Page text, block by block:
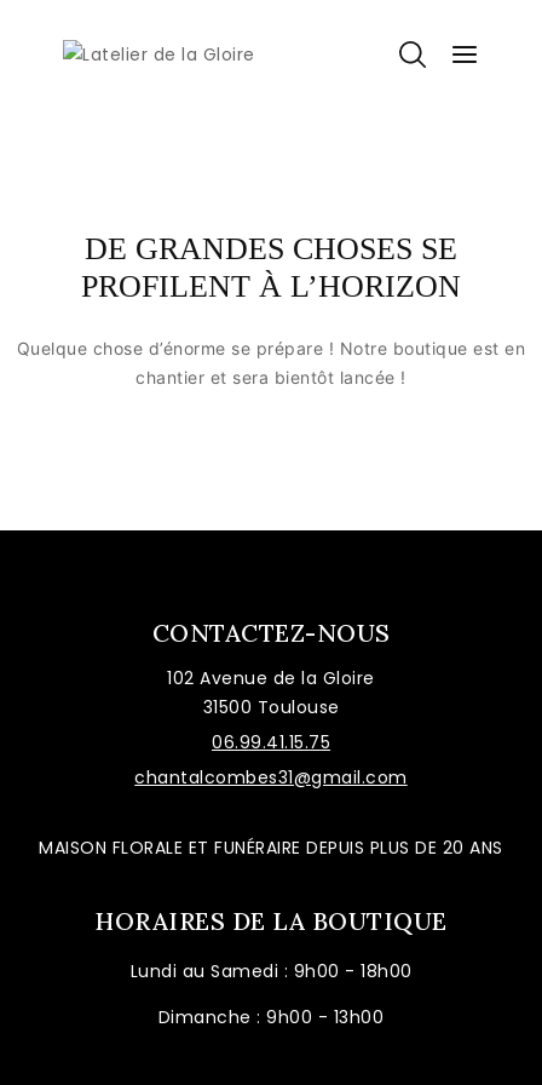
DE GRANDES CHOSES SE
PROFILENT À L’HORIZON
Quelque chose d’énorme se prépare ! Notre boutique est en
chantier et sera bientôt lancée !
CONTACTEZ-NOUS
102 Avenue de la Gloire
31500 Toulouse
06.99.41.15.75
chantalcombes31@gmail.com
MAISON FLORALE ET FUNÉRAIRE DEPUIS PLUS DE 20 ANS
HORAIRES DE LA BOUTIQUE
Lundi au Samedi : 9h00 - 18h00
Dimanche : 9h00 - 13h00